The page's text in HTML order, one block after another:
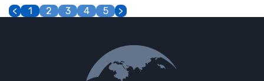
< 1 2 3 4 5 >